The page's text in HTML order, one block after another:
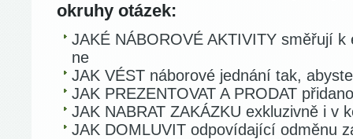
okruhy otázek:
JAKÉ NÁBOROVÉ AKTIVITY směřují
ne
JAK VÉST náborové jednání tak,
JAK PREZENTOVAT A PRODAT
JAK NABRAT ZAKÁZKU exkluzivně i v
JAK DOMLUVIT odpovídající odměnu